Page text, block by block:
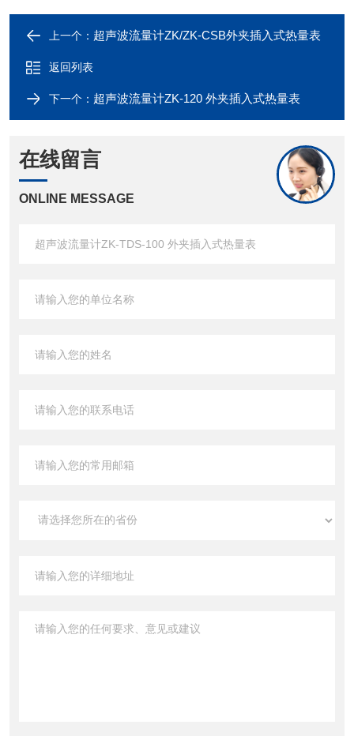
上一个： 超声波流量计ZK/ZK-CSB外夹插入式热量表
返回列表
下一个： 超声波流量计ZK-120 外夹插入式热量表
在线留言
ONLINE MESSAGE